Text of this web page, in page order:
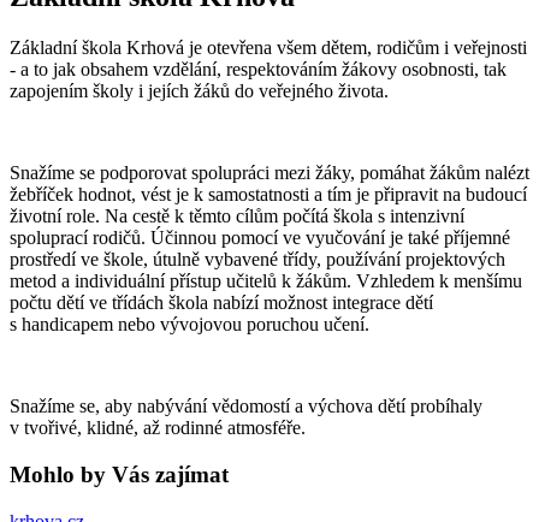
Základní škola Krhová je otevřena všem dětem, rodičům i veřejnosti
- a to jak obsahem vzdělání, respektováním žákovy osobnosti, tak
zapojením školy i jejích žáků do veřejného života.
Snažíme se podporovat spolupráci mezi žáky, pomáhat žákům nalézt
žebříček hodnot, vést je k samostatnosti a tím je připravit na budoucí
životní role. Na cestě k těmto cílům počítá škola s intenzivní
spoluprací rodičů. Účinnou pomocí ve vyučování je také příjemné
prostředí ve škole, útulně vybavené třídy, používání projektových
metod a individuální přístup učitelů k žákům. Vzhledem k menšímu
počtu dětí ve třídách škola nabízí možnost integrace dětí
s handicapem nebo vývojovou poruchou učení.
Snažíme se, aby nabývání vědomostí a výchova dětí probíhaly
v tvořivé, klidné, až rodinné atmosféře.
Mohlo by Vás zajímat